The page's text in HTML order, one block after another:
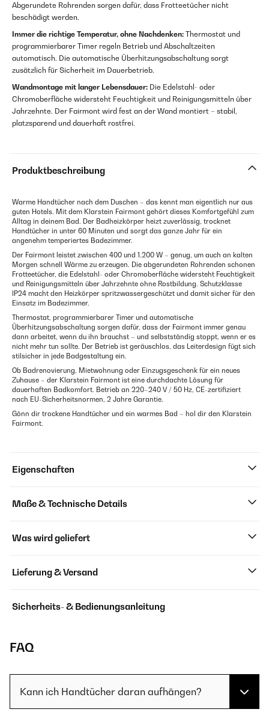
Abgerundete Rohrenden sorgen dafür, dass Frotteetücher nicht
beschädigt werden.
Immer die richtige Temperatur, ohne Nachdenken: Thermostat und
programmierbarer Timer regeln Betrieb und Abschaltzeiten
automatisch. Die automatische Überhitzungsabschaltung sorgt
zusätzlich für Sicherheit im Dauerbetrieb.
Wandmontage mit langer Lebensdauer: Die Edelstahl- oder
Chromoberfläche widersteht Feuchtigkeit und Reinigungsmitteln über
Jahrzehnte. Der Fairmont wird fest an der Wand montiert – stabil,
platzsparend und dauerhaft rostfrei.
Produktbeschreibung
Warme Handtücher nach dem Duschen – das kennt man eigentlich nur aus
guten Hotels. Mit dem Klarstein Fairmont gehört dieses Komfortgefühl zum
Alltag in deinem Bad. Der Badheizkörper heizt zuverlässig, trocknet
Handtücher in unter 60 Minuten und sorgt das ganze Jahr für ein
angenehm temperiertes Badezimmer.
Der Fairmont leistet zwischen 400 und 1.200 W – genug, um auch an kalten
Morgen schnell Wärme zu erzeugen. Die abgerundeten Rohrenden schonen
Frotteetücher, die Edelstahl- oder Chromoberfläche widersteht Feuchtigkeit
und Reinigungsmitteln über Jahrzehnte ohne Rostbildung. Schutzklasse
IP24 macht den Heizkörper spritzwassergeschützt und damit sicher für den
Einsatz im Badezimmer.
Thermostat, programmierbarer Timer und automatische
Überhitzungsabschaltung sorgen dafür, dass der Fairmont immer genau
dann arbeitet, wenn du ihn brauchst – und selbstständig stoppt, wenn er es
nicht mehr tun sollte. Der Betrieb ist geräuschlos, das Leiterdesign fügt sich
stilsicher in jede Badgestaltung ein.
Ob Badrenovierung, Mietwohnung oder Einzugsgeschenk für ein neues
Zuhause – der Klarstein Fairmont ist eine durchdachte Lösung für
dauerhaften Badkomfort. Betrieb an 220–240 V / 50 Hz, CE-zertifiziert
nach EU-Sicherheitsnormen, 2 Jahre Garantie.
Gönn dir trockene Handtücher und ein warmes Bad – hol dir den Klarstein
Fairmont.
Eigenschaften
Maße & Technische Details
Was wird geliefert
Lieferung & Versand
Sicherheits- & Bedienungsanleitung
FAQ
Kann ich Handtücher daran aufhängen?